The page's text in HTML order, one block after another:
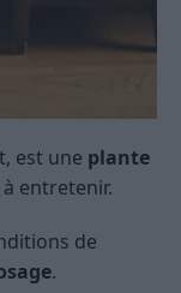
est une plante
entretenir.
de
.